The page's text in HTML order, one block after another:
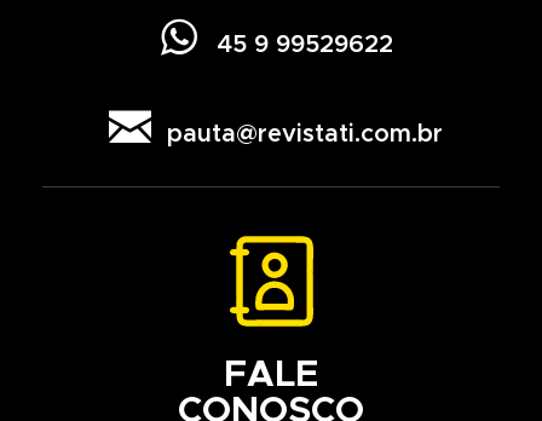
 45 9 99529622
 pauta@revistati.com.br
FALE
CONOSCO